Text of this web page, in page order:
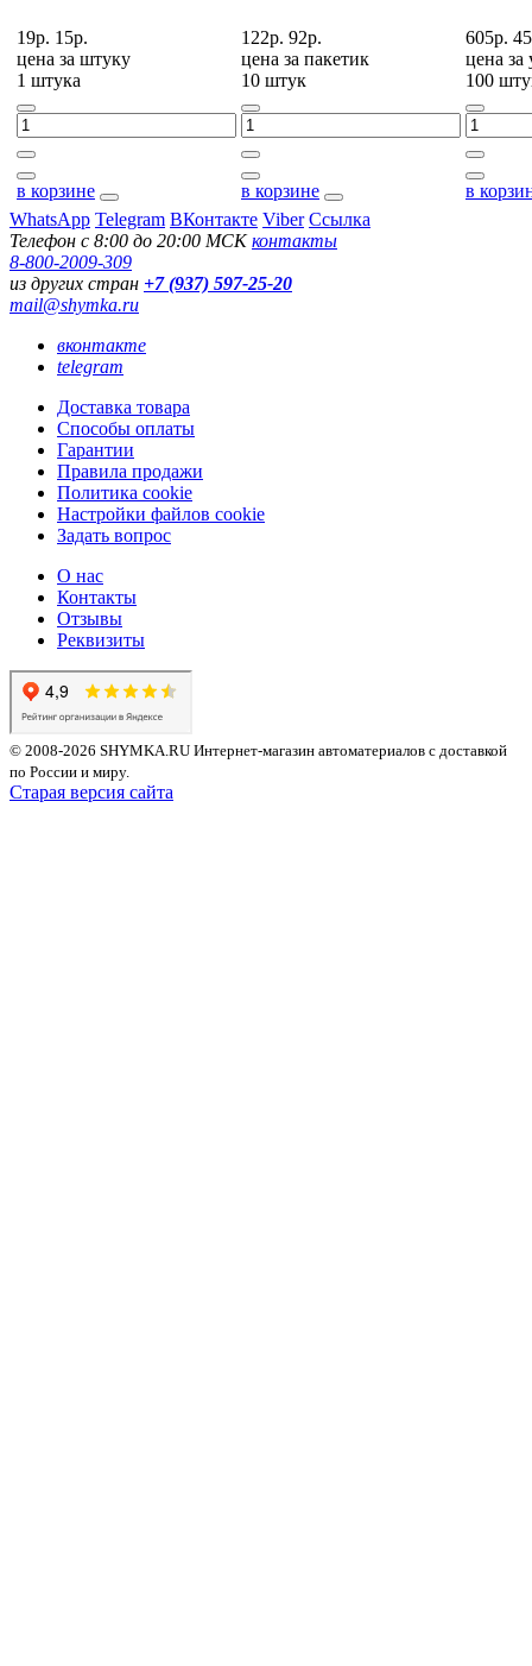
19р. 15р.
цена за штуку
1 штука
в корзине
122р. 92р.
цена за пакетик
10 штук
в корзине
605р.
цена за
100
в
WhatsApp Telegram ВКонтакте Viber Ссылка
Телефон с 8:00 до 20:00 МСКконтакты
8-800-2009-309
из других стран +7 (937) 597-25-20
mail@shymka.ru
вконтакте
telegram
Доставка товара
Способы оплаты
Гарантии
Правила продажи
Политика cookie
Настройки файлов cookie
Задать вопрос
О нас
Контакты
Отзывы
Реквизиты
© 2008-2026 SHYMKA.RU Интернет-магазин автоматериалов с доставкой
по России и миру.
Старая версия сайта